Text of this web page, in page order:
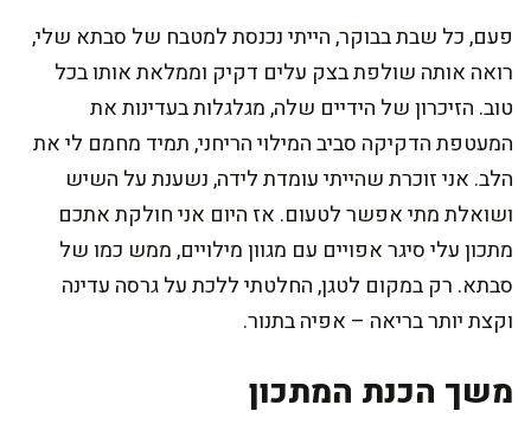
פעם, כל שבת בבוקר, הייתי נכנסת למטבח של סבתא שלי,
רואה אותה שולפת בצק עלים דקיק וממלאת אותו בכל
טוב. הזיכרון של הידיים שלה, מגלגלות בעדינות את
המעטפת הדקיקה סביב המילוי הריחני, תמיד מחמם לי את
הלב. אני זוכרת שהייתי עומדת לידה, נשענת על השיש
ושואלת מתי אפשר לטעום. אז היום אני חולקת אתכם
מתכון עלי סיגר אפויים עם מגוון מילויים, ממש כמו של
סבתא. רק במקום לטגן, החלטתי ללכת על גרסה עדינה
וקצת יותר בריאה – אפיה בתנור.
משך הכנת המתכון